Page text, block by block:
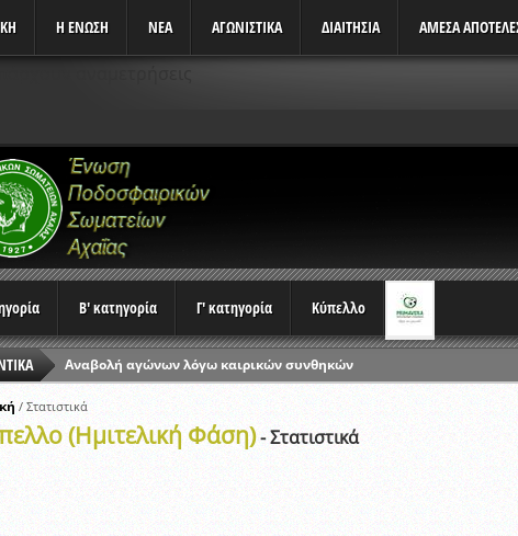
Η ΕΝΩΣΗ ΝΕΑ ΑΓΩΝΙΣΤΙΚΆ ΔΙΑΙΤΗΣΙΑ ΑΜΕΣΑ
Β' κατηγορία Γ' κατηγορία Κύπελλο
Αναβολή αγώνων λόγω καιρικών συνθηκών
Ώρες έναρξης αγώνων Πρωταθλημάτων
Αποτελέσματα επαναληπτικών γραπτών εξετάσεων και
/ Στατιστικά
(Ημιτελική Φάση)- Στατιστικά